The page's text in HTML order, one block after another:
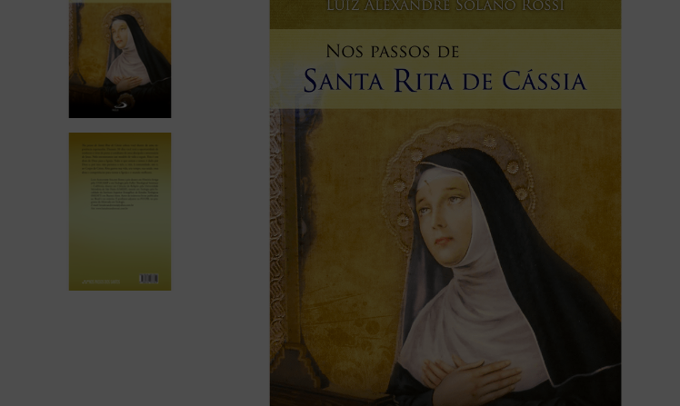
imagens
biblia pastoral
patristica
9º catequese
10 bíblia ave maria